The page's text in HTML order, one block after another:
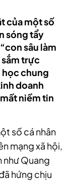
của một số
sóng tẩy
sâu làm
trực
chung
doanh
niềm tin
số cá nhân
mạng xã hội,
như Quang
hứng chịu